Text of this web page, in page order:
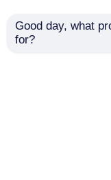
Good day, what
for?